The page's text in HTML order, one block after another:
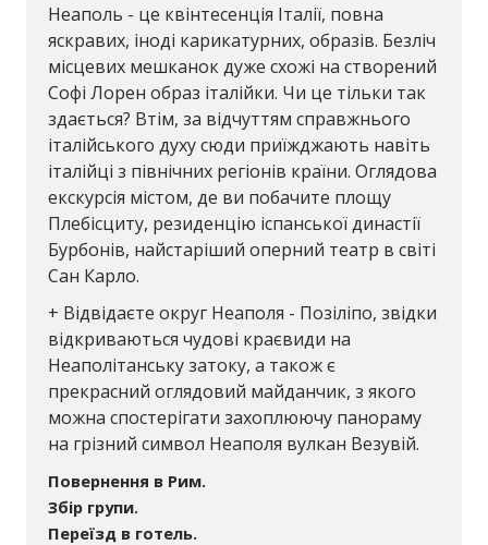
Неаполь - це квінтесенція Італії, повна
яскравих, іноді карикатурних, образів. Безліч
місцевих мешканок дуже схожі на створений
Софі Лорен образ італійки. Чи це тільки так
здається? Втім, за відчуттям справжнього
італійського духу сюди приїжджають навіть
італійці з північних регіонів країни. Оглядова
екскурсія містом, де ви побачите площу
Плебісциту, резиденцію іспанської династії
Бурбонів, найстаріший оперний театр в світі
Сан Карло.
+ Відвідаєте округ Неаполя - Позіліпо, звідки
відкриваються чудові краєвиди на
Неаполітанську затоку, а також є
прекрасний оглядовий майданчик, з якого
можна спостерігати захоплюючу панораму
на грізний символ Неаполя вулкан Везувій.
Повернення в Рим.
Збір групи.
Переїзд в готель.